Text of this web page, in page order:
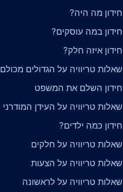
חידון מה היה?
חידון במה עוסקים?
חידון איזה חלק?
שאלות טריוויה על הגדולים מכולם
חידון השלם את המשפט
שאלות טריוויה על העידן המודרני
חידון כמה ילדים?
שאלות טריוויה על חלקים
שאלות טריוויה על הצעות
שאלות טריוויה על לראשונה